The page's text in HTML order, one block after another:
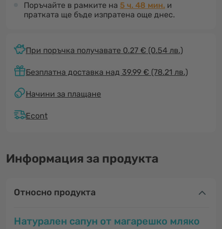
Поръчайте в рамките на 5 ч. 48 мин. и
пратката ще бъде изпратена още днес.
При поръчка получавате 0.27 € (0.54 лв.)
Безплатна доставка над 39.99 € (78.21 лв.)
Начини за плащане
Econt
Информация за продукта
Относно продукта
Натурален сапун от магарешко мляко